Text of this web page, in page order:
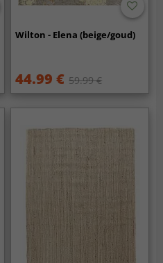
Wilton - Elena (beige/goud)
44.99 € 59.99 €